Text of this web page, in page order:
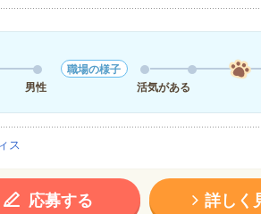
男性
職場の様子
活気がある
ス
応募する 詳しく